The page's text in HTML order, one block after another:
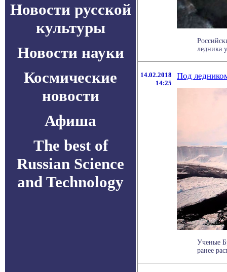
Новости русской
культуры
Новости науки
Космические
новости
Афиша
The best of
Russian Science
and Technology
ледника
14.02.2018
14:25
Под
Ученые
ранее